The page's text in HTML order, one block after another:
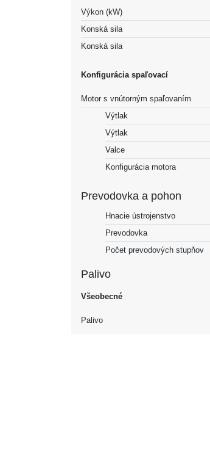
Výkon (kW)
Konská sila
Konská sila
Konfigurácia spaľovací
Motor s vnútorným spaľovaním
Výtlak
Výtlak
Valce
Konfigurácia motora
Prevodovka a pohon
Hnacie ústrojenstvo
Prevodovka
Počet prevodových stupňov
Palivo
Všeobecné
Palivo